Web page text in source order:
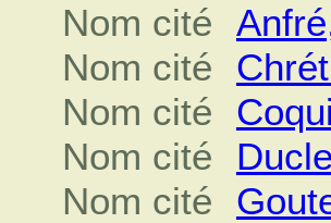
Nom cité
Nom cité
Nom cité
Nom cité
Nom cité